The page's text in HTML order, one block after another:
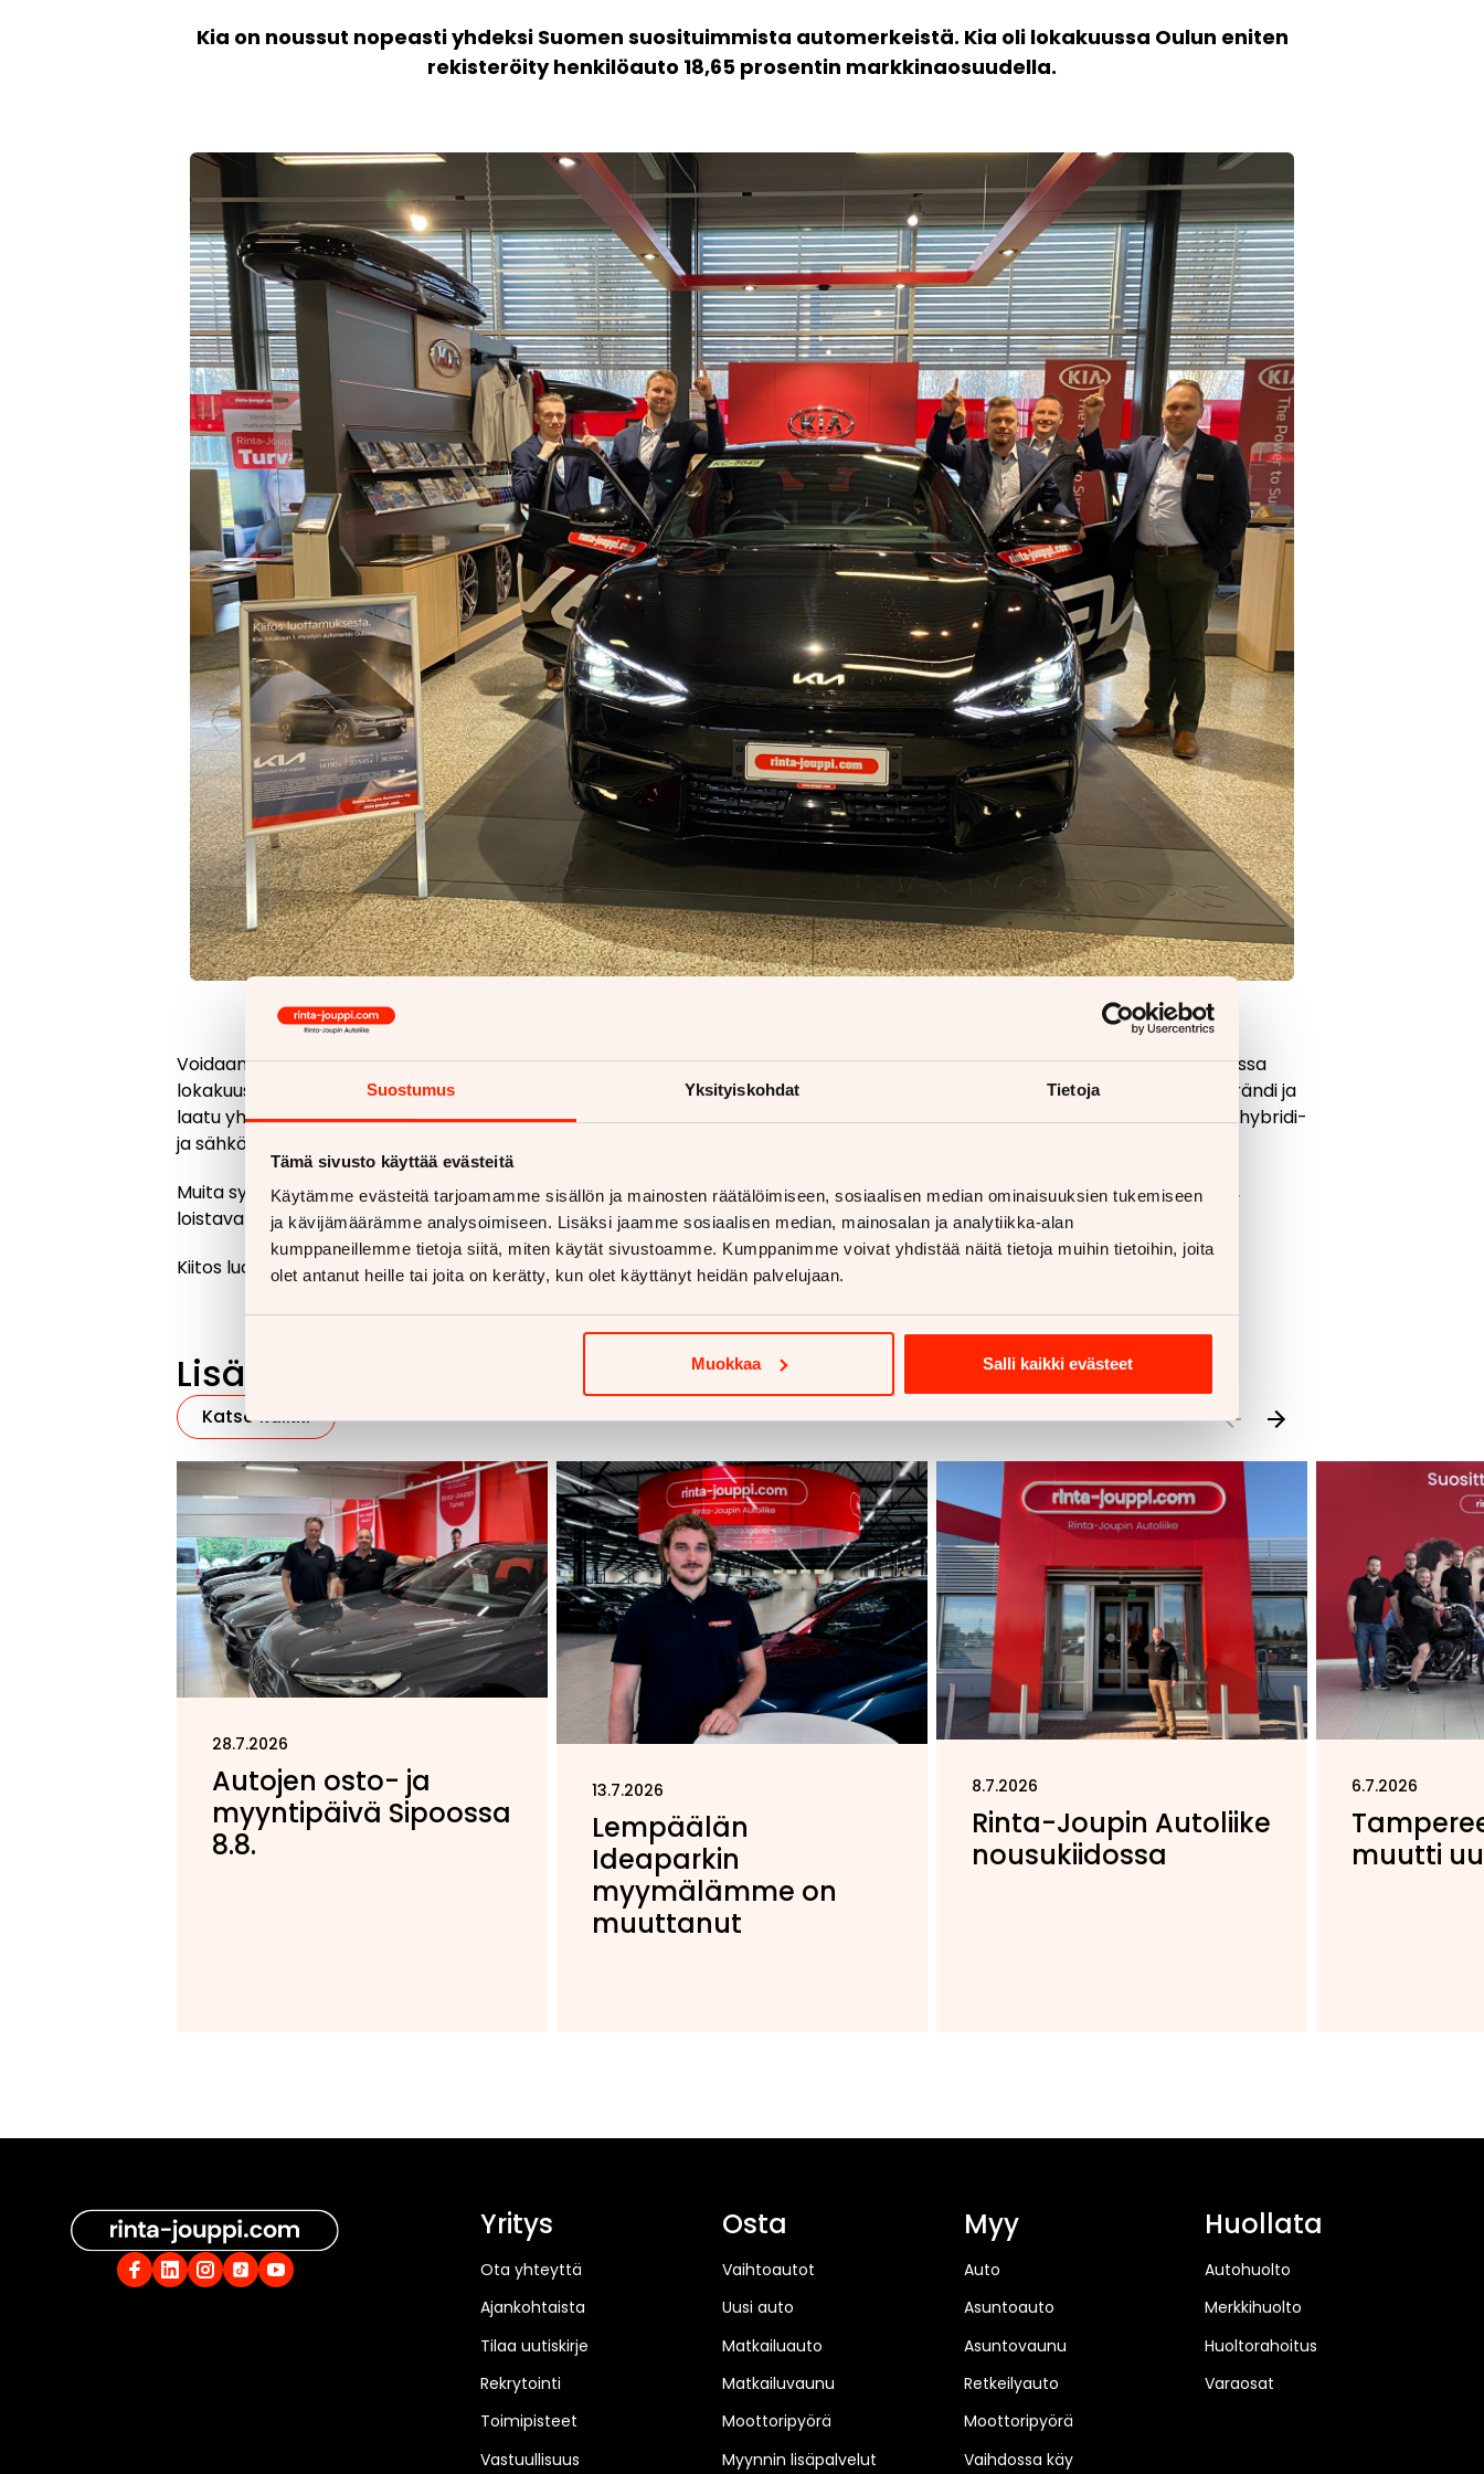
Suostumus Yksityiskohdat Tietoja
Tämä sivusto käyttää evästeitä
Käytämme evästeitä tarjoamamme sisällön ja mainosten räätälöimiseen, sosiaalisen median ominaisuuksien tukemiseen
ja kävijämäärämme analysoimiseen. Lisäksi jaamme sosiaalisen median, mainosalan ja analytiikka-alan
kumppaneillemme tietoja siitä, miten käytät sivustoamme. Kumppanimme voivat yhdistää näitä tietoja muihin tietoihin, joita
olet antanut heille tai joita on kerätty, kun olet käyttänyt heidän palvelujaan.
Muokkaa Salli kaikki evästeet
Kia on noussut nopeasti yhdeksi Suomen suosituimmista automerkeistä. Kia oli lokakuussa Oulun eniten
rekisteröity henkilöauto 18,65 prosentin markkinaosuudella.
Voidaan puhua valtakunnallisesti jopa ”Kia-ilmiöstä”, joka on siivittänyt merkin ennätykselliseen nousuun. Kia oli koko Suomessa
lokakuussa kolmanneksi myydyin automerkki ja vuositasolla Oulun toiseksi suosituin automerkki. Uudistunut laaja mallisto, brändi ja
laatu yhdistettynä osaavaan ja palvelevaan henkilökuntaan ovat Kian kasvun peruspilareita. Lisäksi Kian kasvua vauhdittaa hybridi-
ja sähköautomalliston jatkuva laajeneminen, kuten nyt ensiesittelyssä oleva EV6-sähköauto.
Muita syitä Kian suureen suosioon Suomessa arvioidaan Kian maahantuojan mukaan olevan muun muassa palkittu muotoilu,
loistava teknologia ja markkinoiden laajin takuu: seitsemän vuotta tai 150000 kilometriä.
Kiitos luottamuksesta! Kia-tiimi tekee jatkuvasti parhaansa ollakseen luottamuksenne arvoisia.
Lisää uutisia
Katso kaikki
28.7.2026
Autojen osto- ja
myyntipäivä Sipoossa
8.8.
13.7.2026
Lempäälän
Ideaparkin
myymälämme on
muuttanut
8.7.2026
Rinta-Joupin Autoliike
nousukiidossa
6.7.2026
muutti
Yritys
Ota yhteyttä
Ajankohtaista
Tilaa uutiskirje
Rekrytointi
Toimipisteet
Vastuullisuus
Osta
Vaihtoautot
Uusi auto
Matkailuauto
Matkailuvaunu
Moottoripyörä
Myynnin lisäpalvelut
Myy
Auto
Asuntoauto
Asuntovaunu
Retkeilyauto
Moottoripyörä
Vaihdossa käy
Huollata
Autohuolto
Merkkihuolto
Huoltorahoitus
Varaosat